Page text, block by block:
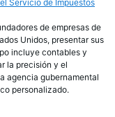
Servicio de Impuestos
de empresas de
Unidos, presentar sus
incluye contables y
la precisión y el
agencia gubernamental
personalizado.